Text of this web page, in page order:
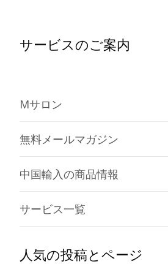
サービスのご案内
Mサロン
無料メールマガジン
中国輸入の商品情報
サービス一覧
人気の投稿とページ